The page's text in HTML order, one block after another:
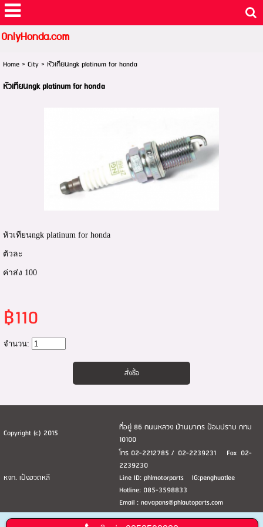
OnlyHonda.com
Home> City> หัวเทียนngk platinum for honda
หัวเทียนngk platinum for honda
หัวเทียนngk platinum for honda
ตัวละ
ค่าส่ง 100
฿110
จำนวน:
Copyright (c) 2015
ที่อยู่ 86 ถนนหลวง บ้านบาตร ป้อมปราบ กทม
10100
หจก. เป้งฮวดหลี
โทร 02-2212785 / 02-2239231 Fax 02-
2239230
Line ID: phlmotorparts IG:penghuatlee
Hotline: 085-3598833
Email : navapans@phlautoparts.com